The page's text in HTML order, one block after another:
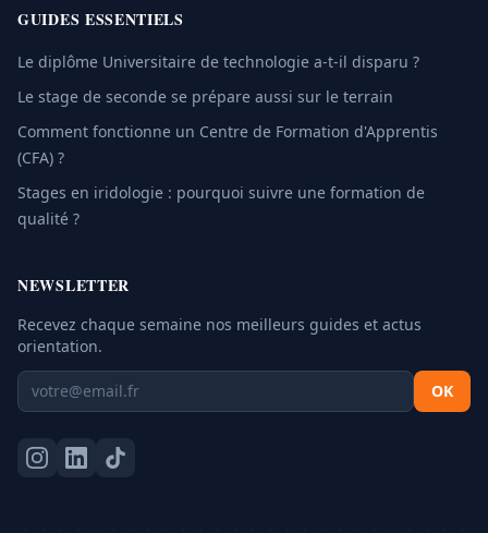
GUIDES ESSENTIELS
Le diplôme Universitaire de technologie a-t-il disparu ?
Le stage de seconde se prépare aussi sur le terrain
Comment fonctionne un Centre de Formation d'Apprentis
(CFA) ?
Stages en iridologie : pourquoi suivre une formation de
qualité ?
NEWSLETTER
Recevez chaque semaine nos meilleurs guides et actus
orientation.
OK